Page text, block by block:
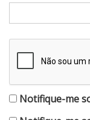
Notifique-me